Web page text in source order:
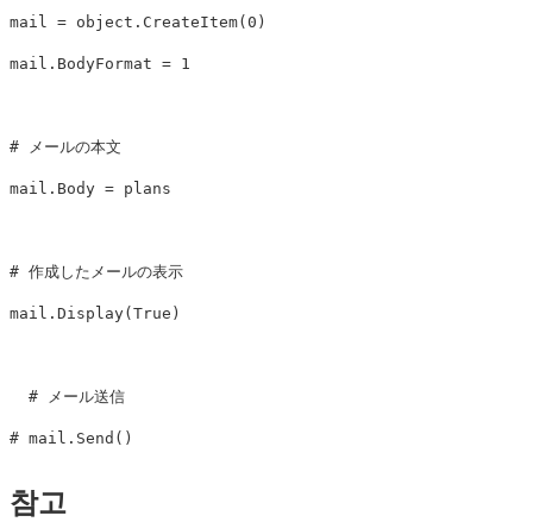
mail = object . CreateItem( 0 )
mail . BodyFormat = 1
mail . Body = plans
mail . Display( True )
# メール送信
참고